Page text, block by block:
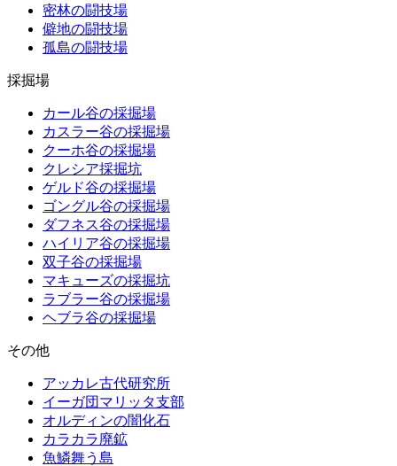
密林の闘技場
僻地の闘技場
孤島の闘技場
採掘場
カール谷の採掘場
カスラー谷の採掘場
クーホ谷の採掘場
クレシア採掘坑
ゲルド谷の採掘場
ゴングル谷の採掘場
ダフネス谷の採掘場
ハイリア谷の採掘場
双子谷の採掘場
マキューズの採掘坑
ラブラー谷の採掘場
ヘブラ谷の採掘場
その他
アッカレ古代研究所
イーガ団マリッタ支部
オルディンの闇化石
カラカラ廃鉱
魚鱗舞う島